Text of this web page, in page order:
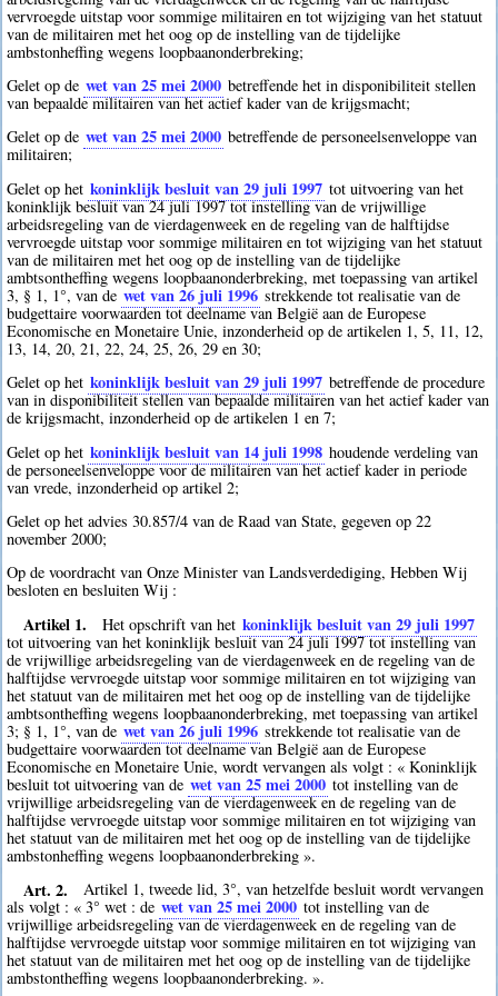
vervroegde uitstap voor sommige militairen en tot wijziging van het statuut
van de militairen met het oog op de instelling van de tijdelijke
ambstonheffing wegens loopbaanonderbreking;
Gelet op de wet van 25 mei 2000 betreffende het in disponibiliteit stellen
van bepaalde militairen van het actief kader van de krijgsmacht;
Gelet op de wet van 25 mei 2000 betreffende de personeelsenveloppe van
militairen;
Gelet op het koninklijk besluit van 29 juli 1997 tot uitvoering van het
koninklijk besluit van 24 juli 1997 tot instelling van de vrijwillige
arbeidsregeling van de vierdagenweek en de regeling van de halftijdse
vervroegde uitstap voor sommige militairen en tot wijziging van het statuut
van de militairen met het oog op de instelling van de tijdelijke
ambtsontheffing wegens loopbaanonderbreking, met toepassing van artikel
3, § 1, 1°, van de wet van 26 juli 1996 strekkende tot realisatie van de
budgettaire voorwaarden tot deelname van België aan de Europese
Economische en Monetaire Unie, inzonderheid op de artikelen 1, 5, 11, 12,
13, 14, 20, 21, 22, 24, 25, 26, 29 en 30;
Gelet op het koninklijk besluit van 29 juli 1997 betreffende de procedure
van in disponibiliteit stellen van bepaalde militairen van het actief kader van
de krijgsmacht, inzonderheid op de artikelen 1 en 7;
Gelet op het koninklijk besluit van 14 juli 1998 houdende verdeling van
de personeelsenveloppe voor de militairen van het actief kader in periode
van vrede, inzonderheid op artikel 2;
Gelet op het advies 30.857/4 van de Raad van State, gegeven op 22
november 2000;
Op de voordracht van Onze Minister van Landsverdediging, Hebben Wij
besloten en besluiten Wij :
Artikel 1. Het opschrift van het koninklijk besluit van 29 juli 1997
tot uitvoering van het koninklijk besluit van 24 juli 1997 tot instelling van
de vrijwillige arbeidsregeling van de vierdagenweek en de regeling van de
halftijdse vervroegde uitstap voor sommige militairen en tot wijziging van
het statuut van de militairen met het oog op de instelling van de tijdelijke
ambtsontheffing wegens loopbaanonderbreking, met toepassing van artikel
3; § 1, 1°, van de wet van 26 juli 1996 strekkende tot realisatie van de
budgettaire voorwaarden tot deelname van België aan de Europese
Economische en Monetaire Unie, wordt vervangen als volgt : « Koninklijk
besluit tot uitvoering van de wet van 25 mei 2000 tot instelling van de
vrijwillige arbeidsregeling van de vierdagenweek en de regeling van de
halftijdse vervroegde uitstap voor sommige militairen en tot wijziging van
het statuut van de militairen met het oog op de instelling van de tijdelijke
ambstonheffing wegens loopbaanonderbreking ».
Art. 2.
Artikel 1, tweede lid, 3°, van hetzelfde besluit wordt vervangen
als volgt : « 3° wet : de wet van 25 mei 2000 tot instelling van de
vrijwillige arbeidsregeling van de vierdagenweek en de regeling van de
halftijdse vervroegde uitstap voor sommige militairen en tot wijziging van
het statuut van de militairen met het oog op de instelling van de tijdelijke
ambstontheffing wegens loopbaanonderbreking. ».